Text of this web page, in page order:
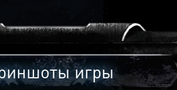
игры